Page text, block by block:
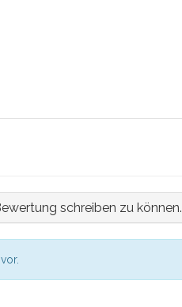
schreiben zu können.